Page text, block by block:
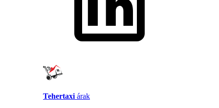
Tehertaxi árak